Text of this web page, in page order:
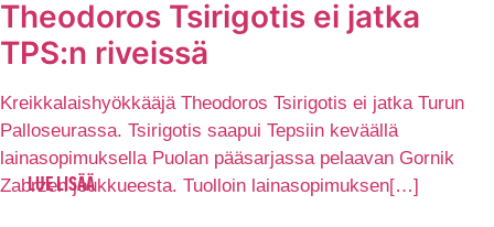
Theodoros Tsirigotis ei jatka
TPS:n riveissä
Kreikkalaishyökkääjä Theodoros Tsirigotis ei jatka Turun
Palloseurassa. Tsirigotis saapui Tepsiin keväällä
lainasopimuksella Puolan pääsarjassa pelaavan Gornik
Zabrzen joukkueesta. Tuolloin lainasopimuksen[…]
LUE LISÄÄ